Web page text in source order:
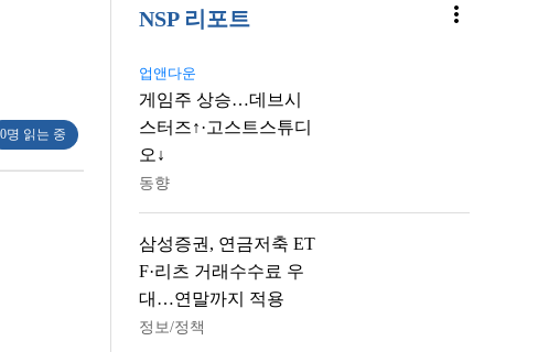
0명 읽는 중
NSP 리포트 more_vert
업앤다운
게임주 상승…데브시
스터즈↑·고스트스튜디
오↓
동향
삼성증권, 연금저축 ET
F·리츠 거래수수료 우
대…연말까지 적용
정보/정책